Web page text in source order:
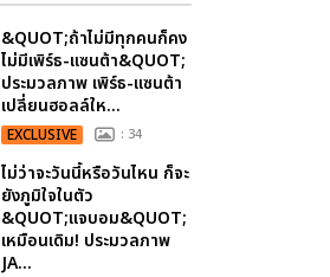
&QUOT;ถ้าไม่มีทุกคนก็คง
ไม่มีเพิร์ธ-แซนต้า&QUOT;
ประมวลภาพ เพิร์ธ-แซนต้า
เปลี่ยนฮอลล์ให...
EXCLUSIVE : 34
ไม่ว่าจะวันนี้หรือวันไหน ก็จะ
ยังภูมิใจในตัว
&QUOT;แจบอม&QUOT;
เหมือนเดิม! ประมวลภาพ
JA...